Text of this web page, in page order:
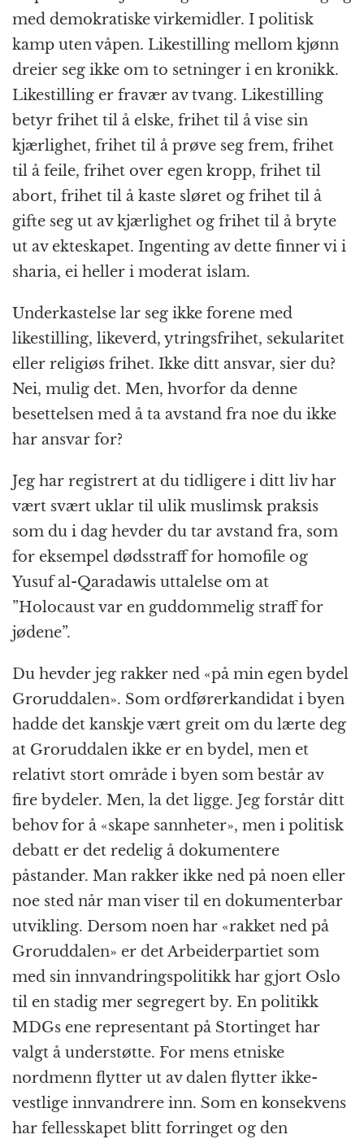
med demokratiske virkemidler. I politisk
kamp uten våpen. Likestilling mellom kjønn
dreier seg ikke om to setninger i en kronikk.
Likestilling er fravær av tvang. Likestilling
betyr frihet til å elske, frihet til å vise sin
kjærlighet, frihet til å prøve seg frem, frihet
til å feile, frihet over egen kropp, frihet til
abort, frihet til å kaste sløret og frihet til å
gifte seg ut av kjærlighet og frihet til å bryte
ut av ekteskapet. Ingenting av dette finner vi i
sharia, ei heller i moderat islam.
Underkastelse lar seg ikke forene med
likestilling, likeverd, ytringsfrihet, sekularitet
eller religiøs frihet. Ikke ditt ansvar, sier du?
Nei, mulig det. Men, hvorfor da denne
besettelsen med å ta avstand fra noe du ikke
har ansvar for?
Jeg har registrert at du tidligere i ditt liv har
vært svært uklar til ulik muslimsk praksis
som du i dag hevder du tar avstand fra, som
for eksempel dødsstraff for homofile og
Yusuf al-Qaradawis uttalelse om at
”Holocaust var en guddommelig straff for
jødene”.
Du hevder jeg rakker ned «på min egen bydel
Groruddalen». Som ordførerkandidat i byen
hadde det kanskje vært greit om du lærte deg
at Groruddalen ikke er en bydel, men et
relativt stort område i byen som består av
fire bydeler. Men, la det ligge. Jeg forstår ditt
behov for å «skape sannheter», men i politisk
debatt er det redelig å dokumentere
påstander. Man rakker ikke ned på noen eller
noe sted når man viser til en dokumenterbar
utvikling. Dersom noen har «rakket ned på
Groruddalen» er det Arbeiderpartiet som
med sin innvandringspolitikk har gjort Oslo
til en stadig mer segregert by. En politikk
MDGs ene representant på Stortinget har
valgt å understøtte. For mens etniske
nordmenn flytter ut av dalen flytter ikke-
vestlige innvandrere inn. Som en konsekvens
har fellesskapet blitt forringet og den